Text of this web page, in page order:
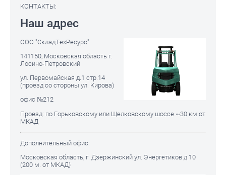
КОНТАКТЫ:
Наш адрес
ООО "СкладТехРесурс"
141150, Московская область г.
Лосино-Петровский
ул. Первомайская д.1 стр.14
(проезд со стороны ул. Кирова)
офис №212
Проезд: по Горьковскому или Щелковскому шоссе ~30 км от
МКАД
Дополнительный офис:
Московская область, г. Дзержинский ул. Энергетиков д.10
(200 м. от МКАД)